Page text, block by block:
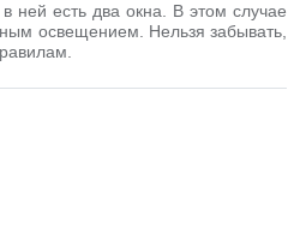
ней есть два окна. В этом случае
освещением. Нельзя забывать,